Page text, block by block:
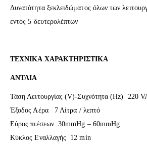
Δυνατότητα ξεκλειδώματος όλων των
εντός 5 δευτερολέπτων
ΤΕΧΝΙΚΑ ΧΑΡΑΚΤΗΡΙΣΤΙΚΑ
ΑΝΤΛΙΑ
Τάση Λειτουργίας (V)-Συχνότητα (Hz) 220
Έξοδος Αέρα 7 Λίτρα / λεπτό
Εύρος πιέσεων 30mmHg – 60mmHg
Κύκλος Εναλλαγής 12 min